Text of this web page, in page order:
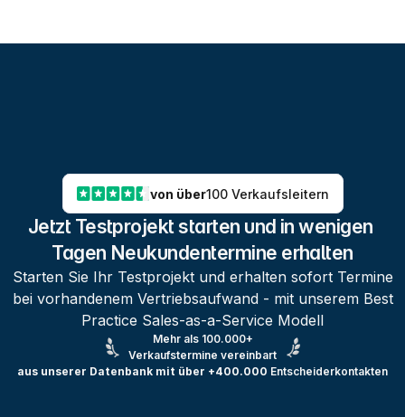
von über100 Verkaufsleitern
Jetzt Testprojekt starten und in wenigen
Tagen Neukundentermine erhalten
Starten Sie Ihr Testprojekt und erhalten sofort Termine
bei vorhandenem Vertriebsaufwand - mit unserem Best
Practice Sales-as-a-Service Modell
Mehr als 100.000+
Verkaufstermine vereinbart
aus unserer Datenbank mit über +400.000 Entscheiderkontakten